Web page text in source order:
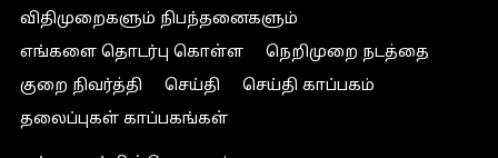
விதிமுறைகளும் நிபந்தனைகளும்
எங்களை தொடர்பு கொள்ள
நெறிமுறை நடத்தை
குறை நிவர்த்தி
செய்தி
செய்தி காப்பகம்
தலைப்புகள் காப்பகங்கள்